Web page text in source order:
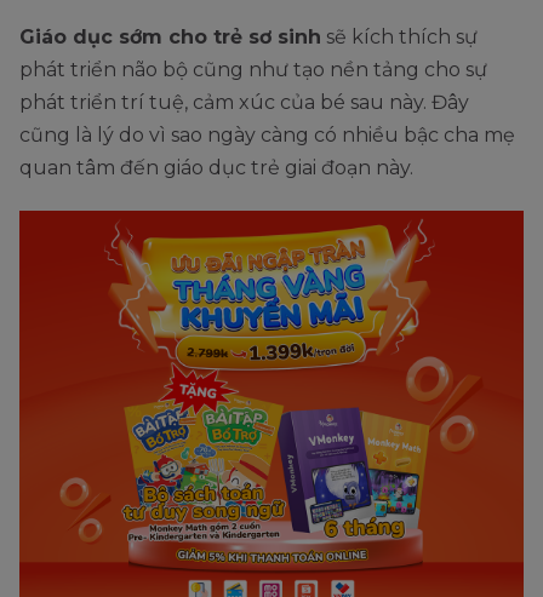
Giáo dục sớm cho trẻ sơ sinh sẽ kích thích sự
phát triển não bộ cũng như tạo nền tảng cho sự
phát triển trí tuệ, cảm xúc của bé sau này. Đây
cũng là lý do vì sao ngày càng có nhiều bậc cha mẹ
quan tâm đến giáo dục trẻ giai đoạn này.